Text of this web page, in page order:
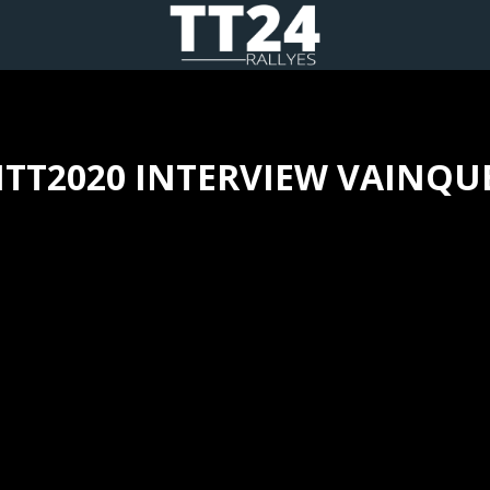
INTERVIEW